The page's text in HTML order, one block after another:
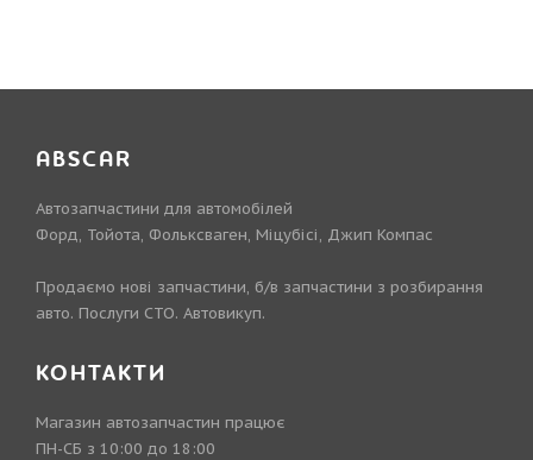
ABSCAR
Автозапчастини для автомобілей
Форд, Тойота, Фольксваген, Міцубісі, Джип Компас
Продаємо нові запчастини, б/в запчастини з розбирання
авто. Послуги СТО. Автовикуп.
КОНТАКТИ
Магазин автозапчастин працює
ПН-СБ з 10:00 до 18:00